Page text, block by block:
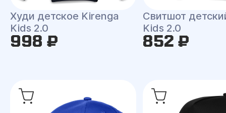
Худи детское Kirenga
Kids 2.0
998 ₽
Свитшот
Kids 2.0
852 ₽